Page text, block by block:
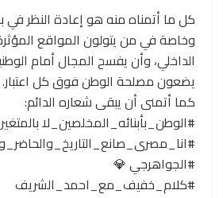
كل ما أتمناه منه هو إعادة النظر في
وخاصة في من يتولون المواقع
الداخلي، وأن يفسح المجال أمام
يضعون مصلحة الوطن فوق كل اعتبار.
كما أتمنى أن يبقى شعاره الدائم:
#الوطن_بأبنائه_المخلصين_لا
#الجواهرجي 💎
#كلام_خفيف_مع_احمد_الشريف